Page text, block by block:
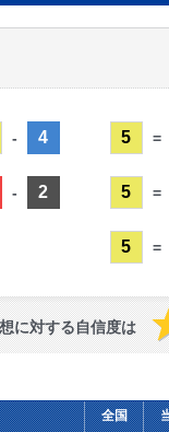
- 4
- 2
5 =
5 =
5 =
に対する自信度は
全国